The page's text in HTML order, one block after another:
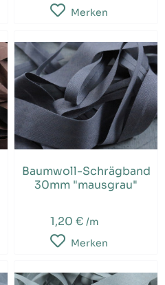
Merken
Baumwoll-Schrägband
30mm "mausgrau"
1,20 €/m
Merken